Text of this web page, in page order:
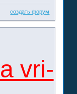
создать форум
vri-